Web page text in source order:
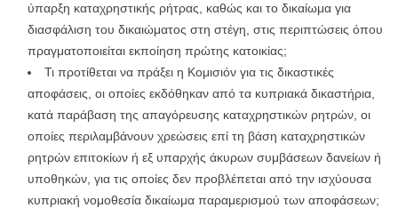
ύπαρξη καταχρηστικής ρήτρας, καθώς και το δικαίωμα για
διασφάλιση του δικαιώματος στη στέγη, στις περιπτώσεις όπου
πραγματοποιείται εκποίηση πρώτης κατοικίας;
Τι προτίθεται να πράξει η Κομισιόν για τις δικαστικές
αποφάσεις, οι οποίες εκδόθηκαν από τα κυπριακά δικαστήρια,
κατά παράβαση της απαγόρευσης καταχρηστικών ρητρών, οι
οποίες περιλαμβάνουν χρεώσεις επί τη βάση καταχρηστικών
ρητρών επιτοκίων ή εξ υπαρχής άκυρων συμβάσεων δανείων ή
υποθηκών, για τις οποίες δεν προβλέπεται από την ισχύουσα
κυπριακή νομοθεσία δικαίωμα παραμερισμού των αποφάσεων;